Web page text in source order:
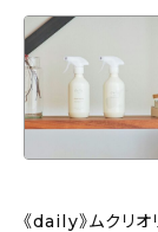
「毎日のお手入れを
ル〈中性・無香料〉キ
《daily》ムクリ